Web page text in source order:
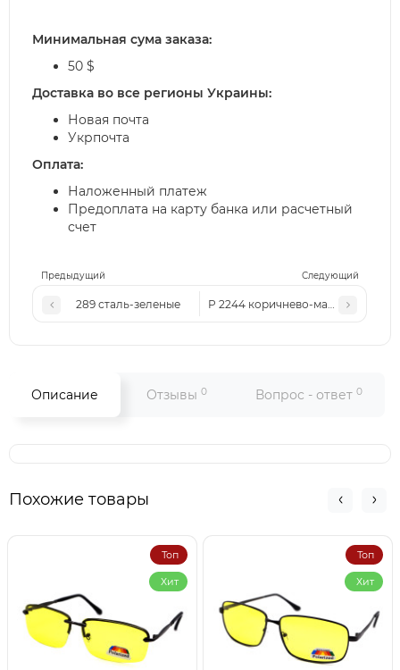
Предыдущий Следующий
289 сталь-зеленые Р 2244 коричнево-матовые
Минимальная сума заказа:
50 $
Доставка во все регионы Украины:
Новая почта
Укрпочта
Оплата:
Наложенный платеж
Предоплата на карту банка или расчетный
счет
Описание Отзывы 0 Вопрос - ответ 0
Похожие товары
Топ
Хит
Топ
Хит